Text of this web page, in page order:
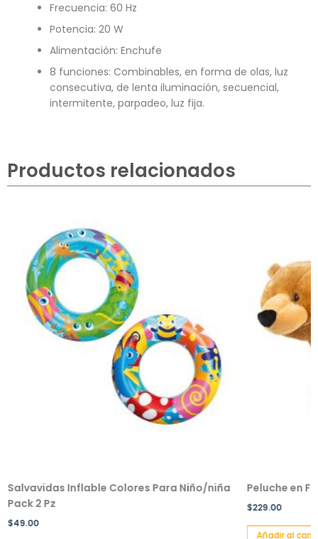
Frecuencia: 60 Hz
Potencia: 20 W
Alimentación: Enchufe
8 funciones: Combinables, en forma de olas, luz
consecutiva, de lenta iluminación, secuencial,
intermitente, parpadeo, luz fija.
Productos relacionados
Salvavidas Inflable Colores Para Niño/niña
Pack 2 Pz
$49.00
Peluche en
$229.00
Añadir al